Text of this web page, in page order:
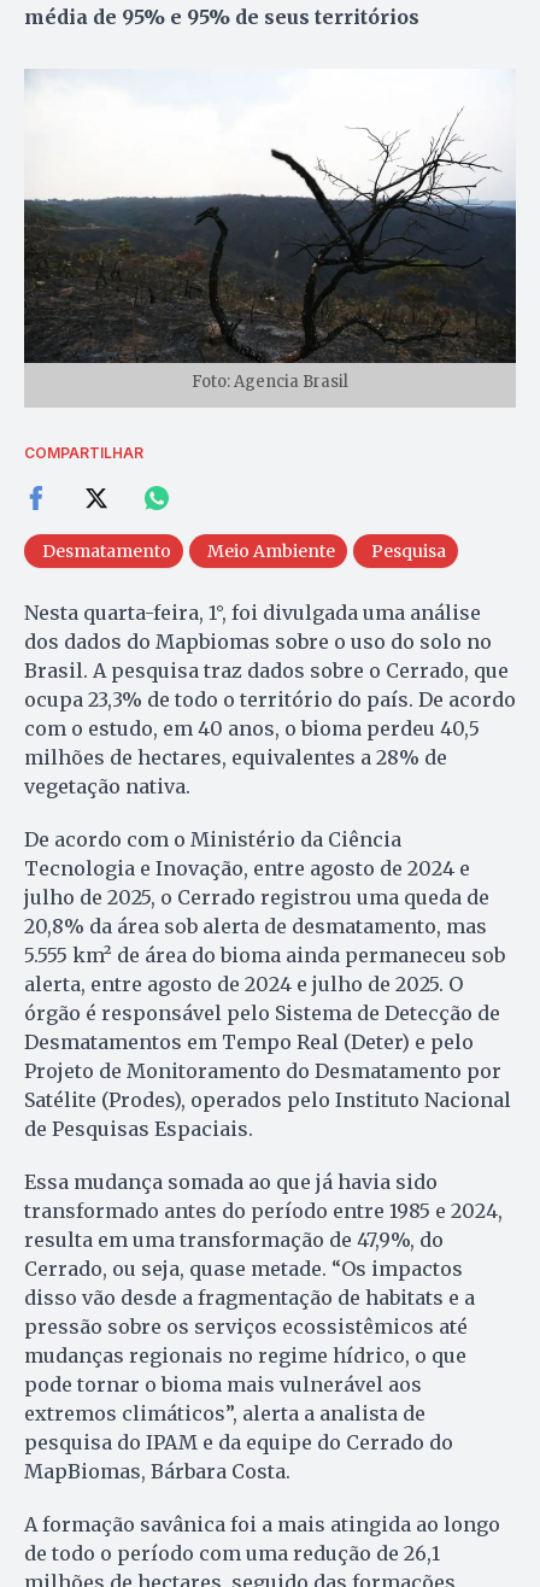
média de 95% e 95% de seus territórios
Foto: Agencia Brasil
COMPARTILHAR
Desmatamento Meio Ambiente Pesquisa
Nesta quarta-feira, 1°, foi divulgada uma análise
dos dados do Mapbiomas sobre o uso do solo no
Brasil. A pesquisa traz dados sobre o Cerrado, que
ocupa 23,3% de todo o território do país. De acordo
com o estudo, em 40 anos, o bioma perdeu 40,5
milhões de hectares, equivalentes a 28% de
vegetação nativa.
De acordo com o Ministério da Ciência
Tecnologia e Inovação, entre agosto de 2024 e
julho de 2025, o Cerrado registrou uma queda de
20,8% da área sob alerta de desmatamento, mas
5.555 km² de área do bioma ainda permaneceu sob
alerta, entre agosto de 2024 e julho de 2025. O
órgão é responsável pelo Sistema de Detecção de
Desmatamentos em Tempo Real (Deter) e pelo
Projeto de Monitoramento do Desmatamento por
Satélite (Prodes), operados pelo Instituto Nacional
de Pesquisas Espaciais.
Essa mudança somada ao que já havia sido
transformado antes do período entre 1985 e 2024,
resulta em uma transformação de 47,9%, do
Cerrado, ou seja, quase metade. “Os impactos
disso vão desde a fragmentação de habitats e a
pressão sobre os serviços ecossistêmicos até
mudanças regionais no regime hídrico, o que
pode tornar o bioma mais vulnerável aos
extremos climáticos”, alerta a analista de
pesquisa do IPAM e da equipe do Cerrado do
MapBiomas, Bárbara Costa.
A formação savânica foi a mais atingida ao longo
de todo o período com uma redução de 26,1
milhões de hectares, seguido das formações